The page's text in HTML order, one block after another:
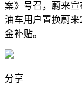
案》号召，蔚来宣
油车用户置换蔚来
金补贴。
分享